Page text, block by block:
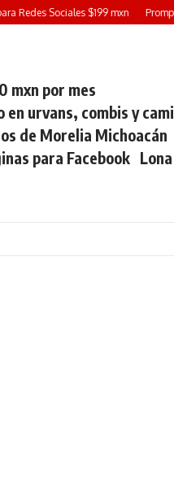
Redes Sociales $199 mxn
mxn por mes
urvans, combis y
de Morelia Michoacán
para Facebook